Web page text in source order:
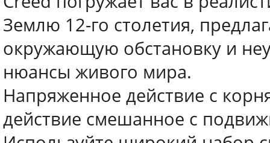
Землю 12-го столетия,
окружающую обстановку и
нюансы живого мира.
Напряженное действие с
действие смешанное с